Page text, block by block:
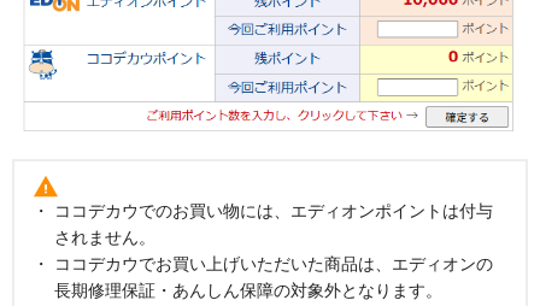
ココデカウでのお買い物には、エディオンポイントは付与
されません。
ココデカウでお買い上げいただいた商品は、エディオンの
長期修理保証・あんしん保障の対象外となります。